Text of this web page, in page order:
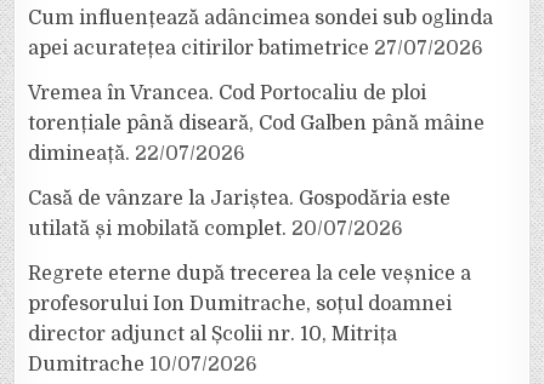
Cum influențează adâncimea sondei sub oglinda
apei acuratețea citirilor batimetrice 27/07/2026
Vremea în Vrancea. Cod Portocaliu de ploi
torențiale până diseară, Cod Galben până mâine
dimineață. 22/07/2026
Casă de vânzare la Jariștea. Gospodăria este
utilată și mobilată complet. 20/07/2026
Regrete eterne după trecerea la cele veșnice a
profesorului Ion Dumitrache, soțul doamnei
director adjunct al Școlii nr. 10, Mitrița
Dumitrache 10/07/2026